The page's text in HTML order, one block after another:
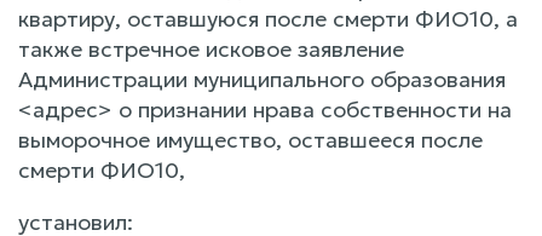
квартиру, оставшуюся после смерти ФИО10, а
также встречное исковое заявление
Администрации муниципального образования
<адрес> о признании нрава собственности на
выморочное имущество, оставшееся после
смерти ФИО10,
установил: